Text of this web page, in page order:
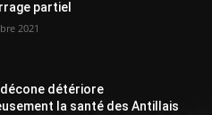
partiel
2021
détériore
la santé des Antillais